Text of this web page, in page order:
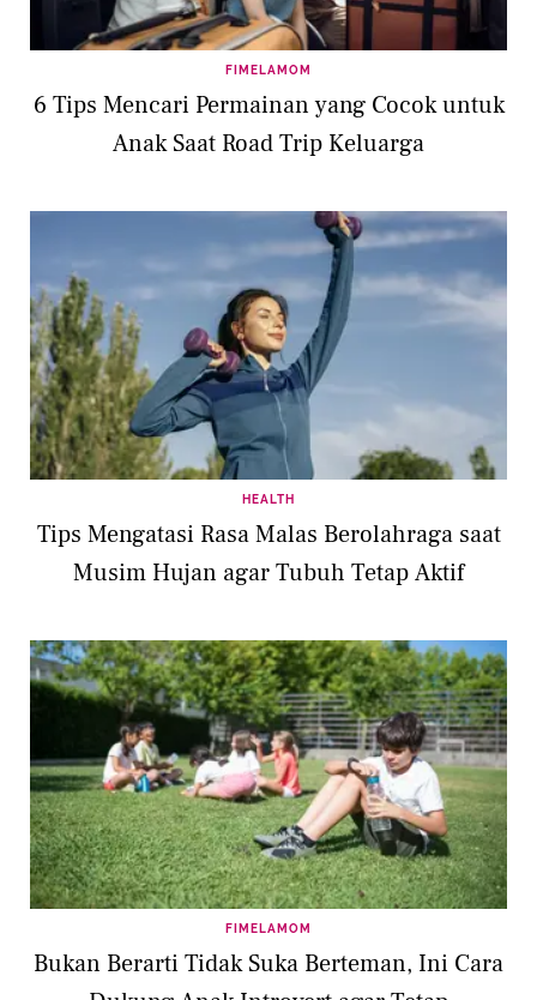
FIMELAMOM
6 Tips Mencari Permainan yang Cocok untuk
Anak Saat Road Trip Keluarga
HEALTH
Tips Mengatasi Rasa Malas Berolahraga saat
Musim Hujan agar Tubuh Tetap Aktif
FIMELAMOM
Bukan Berarti Tidak Suka Berteman, Ini Cara